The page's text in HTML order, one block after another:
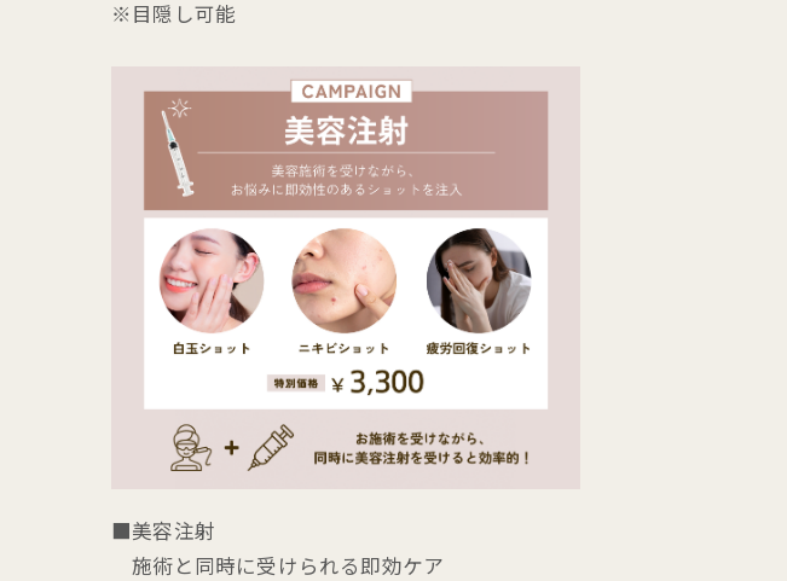
※目隠し可能
■美容注射
施術と同時に受けられる即効ケア